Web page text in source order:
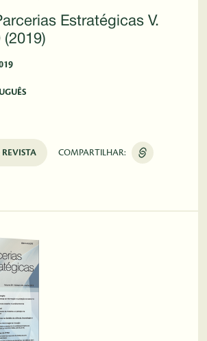
Estratégicas V.
(2019)
REVISTA COMPARTILHAR: